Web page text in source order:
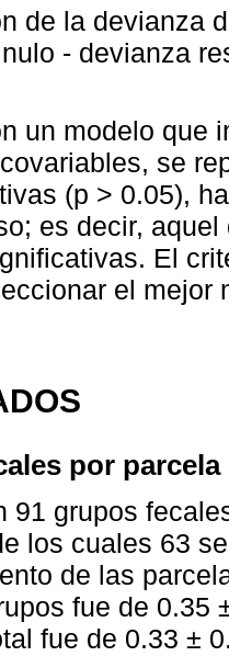
de la devianza
- devianza
un modelo que
se
(p > 0.05),
es decir,
El
el mejor
por parcela
91 grupos
los cuales 63
de las
fue de 0.35
fue de 0.33 ±